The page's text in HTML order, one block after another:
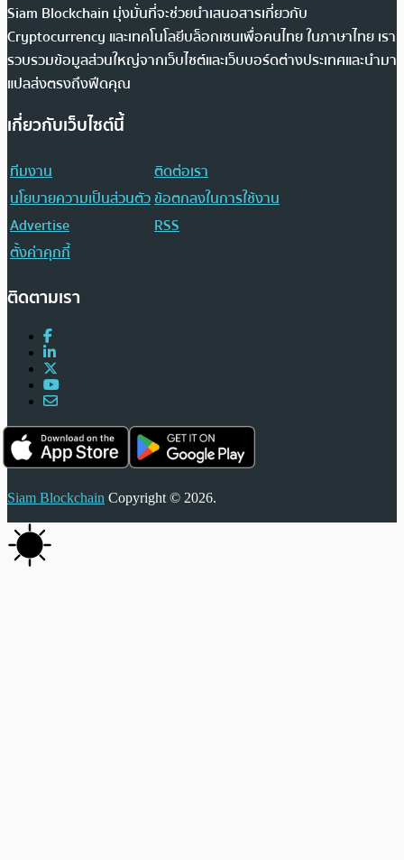
Siam Blockchain มุ่งมั่นที่จะช่วยนำเสนอสารเกี่ยวกับ
Cryptocurrency และเทคโนโลยีบล็อกเชนเพื่อคนไทย ในภาษาไทย เรา
รวบรวมข้อมูลส่วนใหญ่จากเว็บไซต์และเว็บบอร์ดต่างประเทศและนำมา
แปลส่งตรงถึงฟีดคุณ
เกี่ยวกับเว็บไซต์นี้
ทีมงาน
ติดต่อเรา
นโยบายความเป็นส่วนตัวข้อตกลงในการใช้งาน
Advertise
RSS
ตั้งค่าคุกกี้
ติดตามเรา
Siam Blockchain Copyright © 2026.